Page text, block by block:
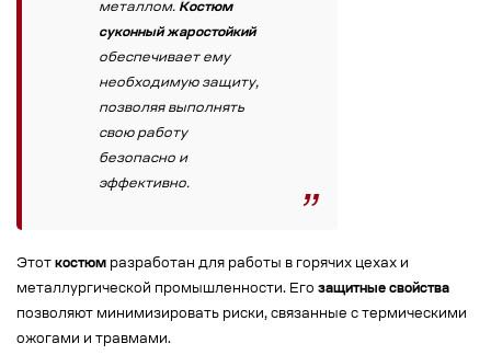
металлом. Костюм
суконный жаростойкий
обеспечивает ему
необходимую защиту,
позволяя выполнять
свою работу
безопасно и
эффективно.
Этот костюм разработан для работы в горячих цехах и
металлургической промышленности. Его защитные свойства
позволяют минимизировать риски, связанные с термическими
ожогами и травмами.